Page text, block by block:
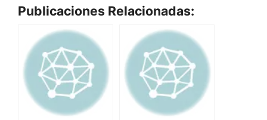
Publicaciones Relacionadas: